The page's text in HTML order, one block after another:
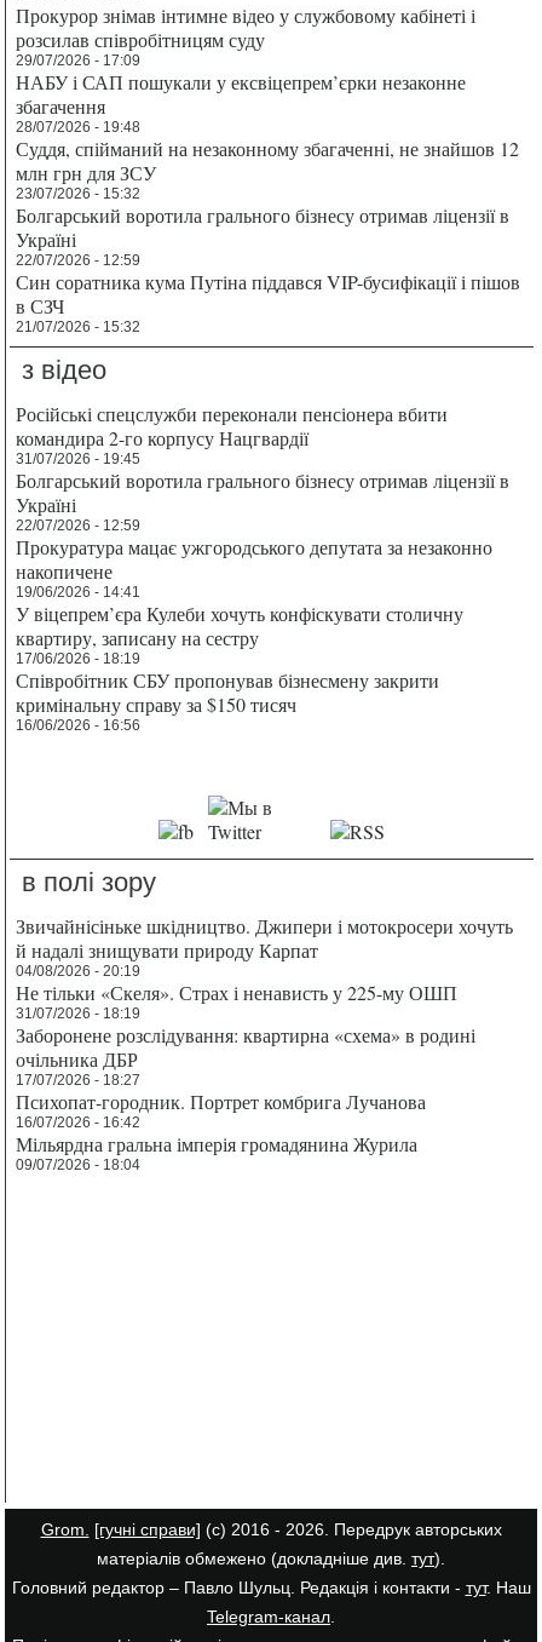
Прокурор знімав інтимне відео у службовому кабінеті і
розсилав співробітницям суду
29/07/2026 - 17:09
НАБУ і САП пошукали у ексвіцепрем’єрки незаконне
збагачення
28/07/2026 - 19:48
Суддя, спійманий на незаконному збагаченні, не знайшов 12
млн грн для ЗСУ
23/07/2026 - 15:32
Болгарський воротила грального бізнесу отримав ліцензії в
Україні
22/07/2026 - 12:59
Син соратника кума Путіна піддався VIP-бусифікації і пішов
в СЗЧ
21/07/2026 - 15:32
з відео
Російські спецслужби переконали пенсіонера вбити
командира 2-го корпусу Нацгвардії
31/07/2026 - 19:45
Болгарський воротила грального бізнесу отримав ліцензії в
Україні
22/07/2026 - 12:59
Прокуратура мацає ужгородського депутата за незаконно
накопичене
19/06/2026 - 14:41
У віцепрем’єра Кулеби хочуть конфіскувати столичну
квартиру, записану на сестру
17/06/2026 - 18:19
Співробітник СБУ пропонував бізнесмену закрити
кримінальну справу за $150 тисяч
16/06/2026 - 16:56
в полі зору
Звичайнісіньке шкідництво. Джипери і мотокросери хочуть
й надалі знищувати природу Карпат
04/08/2026 - 20:19
Не тільки «Скеля». Страх і ненависть у 225-му ОШП
31/07/2026 - 18:19
Заборонене розслідування: квартирна «схема» в родині
очільника ДБР
17/07/2026 - 18:27
Психопат-городник. Портрет комбрига Лучанова
16/07/2026 - 16:42
Мільярдна гральна імперія громадянина Журила
09/07/2026 - 18:04
Grom. [гучні справи] (с) 2016 - 2026. Передрук авторських
матеріалів обмежено (докладніше див. тут).
Головний редактор – Павло Шульц. Редакція і контакти - тут. Наш
Telegram-канал